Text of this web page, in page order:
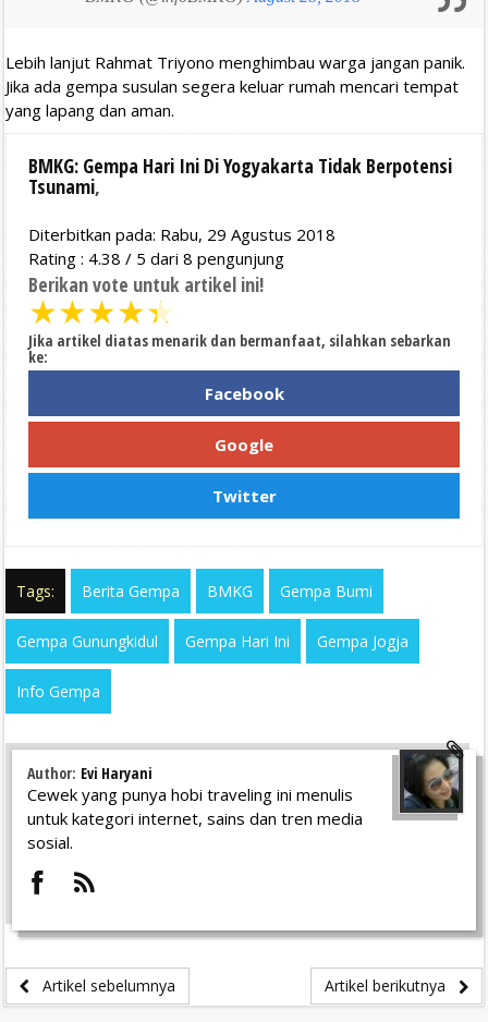
Lebih lanjut Rahmat Triyono menghimbau warga jangan panik.
Jika ada gempa susulan segera keluar rumah mencari tempat
yang lapang dan aman.
BMKG: Gempa Hari Ini Di Yogyakarta Tidak Berpotensi
Tsunami,
Diterbitkan pada: Rabu, 29 Agustus 2018
Rating : 4.38 / 5 dari 8 pengunjung
Berikan vote untuk artikel ini!
★★★★★
Jika artikel diatas menarik dan bermanfaat, silahkan sebarkan
ke:
Facebook
Google
Twitter
Tags: Berita Gempa BMKG Gempa Bumi
Gempa Gunungkidul Gempa Hari Ini Gempa Jogja
Info Gempa
Author: Evi Haryani
Cewek yang punya hobi traveling ini menulis
untuk kategori internet, sains dan tren media
sosial.
Artikel sebelumnya Artikel berikutnya